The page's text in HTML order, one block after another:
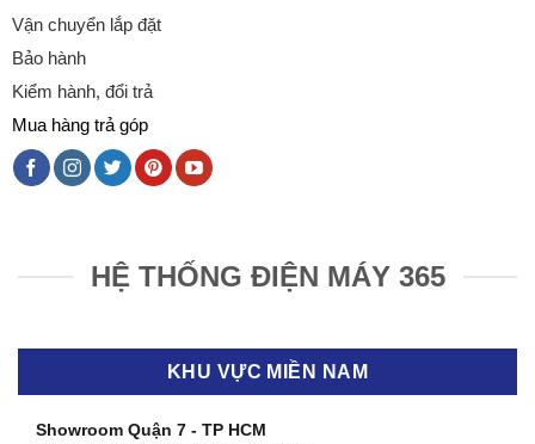
Vận chuyển lắp đặt
Bảo hành
Kiểm hành, đổi trả
Mua hàng trả góp
HỆ THỐNG ĐIỆN MÁY 365
KHU VỰC MIỀN NAM
Showroom Quận 7 - TP HCM